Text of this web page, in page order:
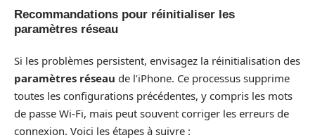
Recommandations pour réinitialiser les
paramètres réseau
Si les problèmes persistent, envisagez la réinitialisation des
paramètres réseau de l’iPhone. Ce processus supprime
toutes les configurations précédentes, y compris les mots
de passe Wi-Fi, mais peut souvent corriger les erreurs de
connexion. Voici les étapes à suivre :